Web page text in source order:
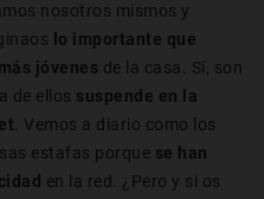
nosotros mismos y
lo importante que
jóvenes de la casa. Sí, son
de ellos suspende en la
. Vemos a diario como los
estafas porque se han
en la red. ¿Pero y si os